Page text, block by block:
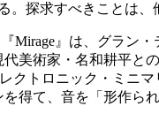
探求すべきことは、
Mirage』は、グラ
美術家・名和耕平
トロニック・ミニ
得て、音を「形作